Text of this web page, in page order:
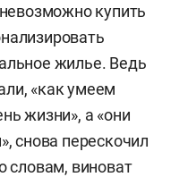
купить
жилье. Ведь
«как умеем
жизни», а «они
снова перескочил
словам, виноват